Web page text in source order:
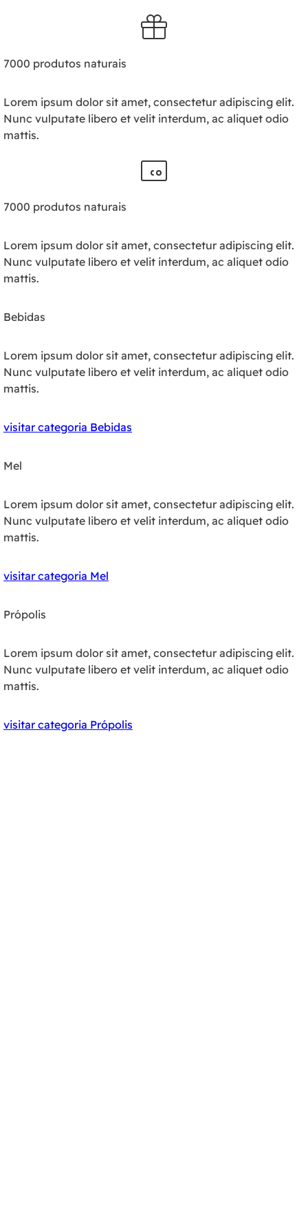
7000 produtos naturais
Lorem ipsum dolor sit amet, consectetur adipiscing elit.
Nunc vulputate libero et velit interdum, ac aliquet odio
mattis.
7000 produtos naturais
Lorem ipsum dolor sit amet, consectetur adipiscing elit.
Nunc vulputate libero et velit interdum, ac aliquet odio
mattis.
Bebidas
Lorem ipsum dolor sit amet, consectetur adipiscing elit.
Nunc vulputate libero et velit interdum, ac aliquet odio
mattis.
visitar categoria Bebidas
Mel
Lorem ipsum dolor sit amet, consectetur adipiscing elit.
Nunc vulputate libero et velit interdum, ac aliquet odio
mattis.
visitar categoria Mel
Própolis
Lorem ipsum dolor sit amet, consectetur adipiscing elit.
Nunc vulputate libero et velit interdum, ac aliquet odio
mattis.
visitar categoria Própolis